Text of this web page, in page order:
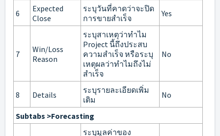
6
Expected
Close
ระบุวันที่คาดว่าจะปิด
การขายสำเร็จ
Yes
7
Win/Loss
Reason
ระบุสาเหตุว่าทำไม
Project นี้ถึงประสบ
ความสำเร็จ หรือระบุ
เหตุผลว่าทำไมถึงไม่
สำเร็จ
No
8 Details
ระบุรายละเอียดเพิ่ม
เติม
No
Subtabs >Forecasting
ระบุมูลค่าของ